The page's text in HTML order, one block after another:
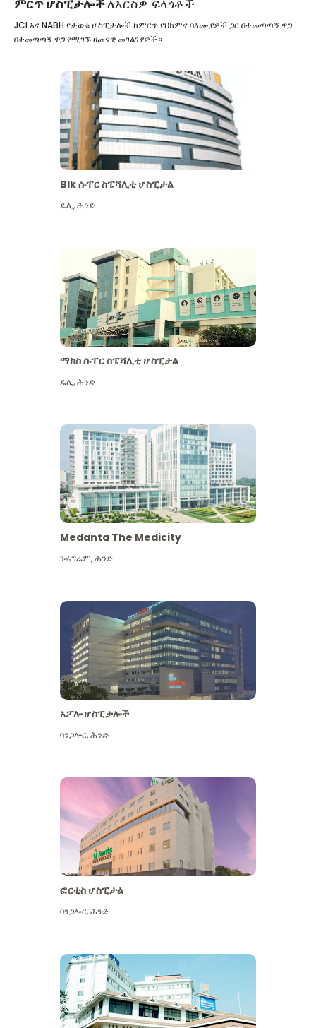
ምርጥ ሆስፒታሎችለእርስዎ ፍላጎቶች
JCI እና NABH የታወቁ ሆስፒታሎች ከምርጥ የህክምና ባለሙያዎች ጋር በተመጣጣኝ ዋጋ
በተመጣጣኝ ዋጋ የሚገኙ ዘመናዊ መገልገያዎች።
Blk ሱፐር ስፔሻሊቲ ሆስፒታል
ዴሊ,ሕንድ
ማክስ ሱፐር ስፔሻሊቲ ሆስፒታል
ዴሊ,ሕንድ
Medanta The Medicity
ጉሩግራም,ሕንድ
አፖሎ ሆስፒታሎች
ባንጋሎር,ሕንድ
ፎርቲስ ሆስፒታል
ባንጋሎር,ሕንድ